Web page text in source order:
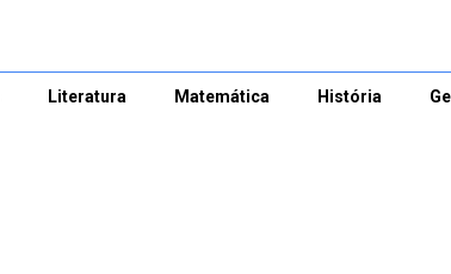
Literatura Matemática História